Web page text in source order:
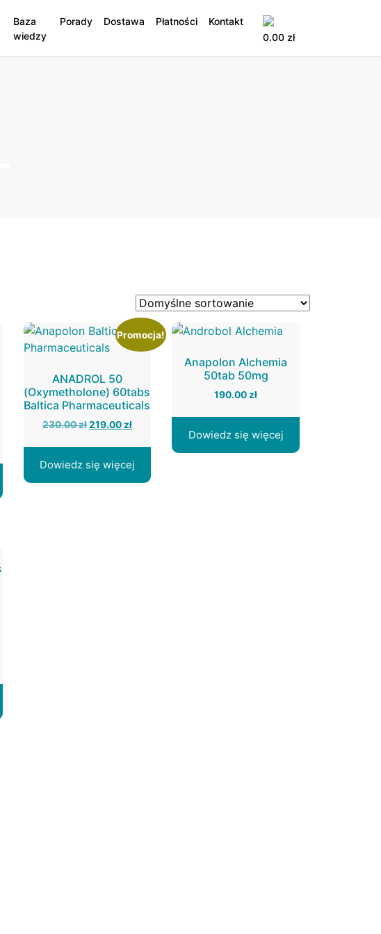
Baza
wiedzy
Porady Dostawa Płatności
Kontakt
0.00 zł
Promocja!
ANADROL 50
(Oxymetholone) 60tabs
Baltica Pharmaceuticals
230.00złPierwotna
230.00 zł.
219.00 złAktualna
219.00 zł.
Dowiedz się więcej
Anapolon Alchemia
50tab 50mg
190.00 zł
Dowiedz się więcej